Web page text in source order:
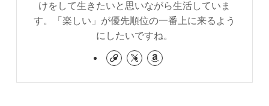
けをして生きたいと思いながら生活していま
す。「楽しい」が優先順位の一番上に来るよう
にしたいですね。